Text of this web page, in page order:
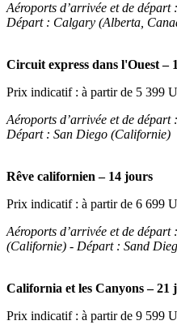
Aéroports d’arrivée et de
Départ : Calgary (Alberta,
Circuit express dans l'Ouest –
Prix indicatif : à partir de 5 399
Aéroports d’arrivée et de
Départ : San Diego (Californie)
Rêve californien – 14 jours
Prix indicatif : à partir de 6 699
Aéroports d’arrivée et de
(Californie) - Départ : Sand
California et les Canyons – 21
Prix indicatif : à partir de 9 599